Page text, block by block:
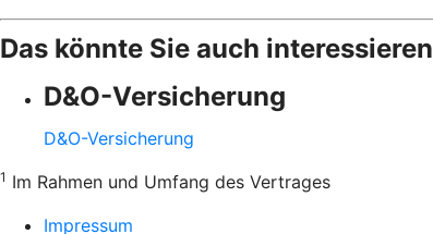
Das könnte Sie auch interessieren
D&O-Versicherung
D&O-Versicherung
1 Im Rahmen und Umfang des Vertrages
Impressum